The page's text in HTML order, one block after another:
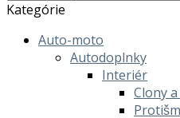
Kategórie
Auto-moto
Autodoplnky
Interiér
Clony